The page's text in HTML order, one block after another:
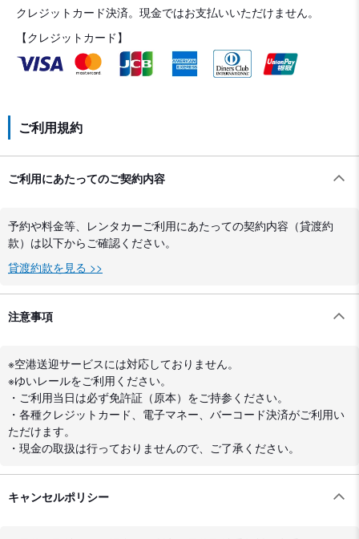
クレジットカード決済。現金ではお支払いいただけません。
【クレジットカード】
ご利用規約
ご利用にあたってのご契約内容
予約や料金等、レンタカーご利用にあたっての契約内容（貸渡約
款）は以下からご確認ください。
貸渡約款を見る >>
注意事項
※空港送迎サービスには対応しておりません。
※ゆいレールをご利用ください。
・ご利用当日は必ず免許証（原本）をご持参ください。
・各種クレジットカード、電子マネー、バーコード決済がご利用い
ただけます。
・現金の取扱は行っておりませんので、ご了承ください。
キャンセルポリシー